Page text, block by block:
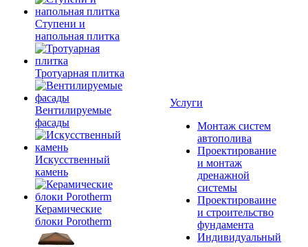
Ступени и
напольная плитка
Тротуарная плитка
Вентилируемые
фасады
Искусственный
камень
Керамические
блоки Porotherm
Услуги
Монтаж систем
автополива
Проектирование
и монтаж
дренажной
системы
Проектироваине
и строительство
фундамента
Индивидуальный